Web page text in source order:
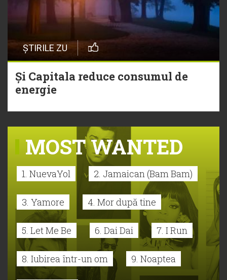
ȘTIRILE ZU
Și Capitala reduce consumul de
energie
MOST WANTED
1. NuevaYol 2. Jamaican (Bam Bam)
3. Yamore 4. Mor după tine
5. Let Me Be 6. Dai Dai 7. I Run
8. Iubirea într-un om 9. Noaptea